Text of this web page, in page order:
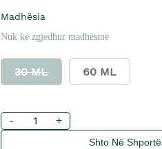
Madhësia
Nuk ke zgjedhur madhësinë
30 ML 60 ML
- +
Shto Në Shportë